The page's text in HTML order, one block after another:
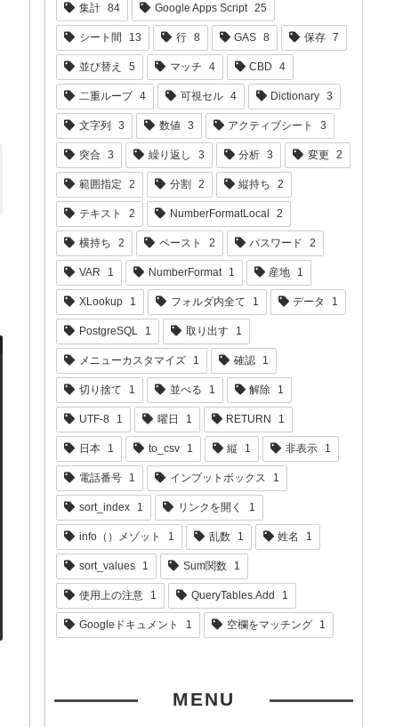
集計 84 Google Apps Script 25
シート間 13 行 8 GAS 8 保存 7
並び替え 5 マッチ 4 CBD 4
二重ループ 4 可視セル 4 Dictionary 3
文字列 3 数値 3 アクティブシート 3
突合 3 繰り返し 3 分析 3 変更 2
範囲指定 2 分割 2 縦持ち 2
テキスト 2 NumberFormatLocal 2
横持ち 2 ペースト 2 パスワード 2
VAR 1 NumberFormat 1 産地 1
XLookup 1 フォルダ内全て 1 データ 1
PostgreSQL 1 取り出す 1
メニューカスタマイズ 1 確認 1
切り捨て 1 並べる 1 解除 1
UTF-8 1 曜日 1 RETURN 1
日本 1 to_csv 1 縦 1 非表示 1
電話番号 1 インプットボックス 1
sort_index 1 リンクを開く 1
info（）メゾット 1 乱数 1 姓名 1
sort_values 1 Sum関数 1
使用上の注意 1 QueryTables.Add 1
Googleドキュメント 1 空欄をマッチング 1
MENU